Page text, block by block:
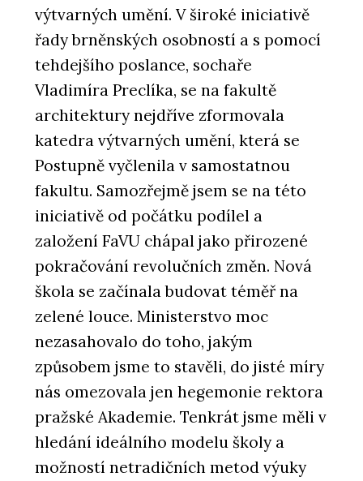
výtvarných umění. V široké iniciativě
řady brněnských osobností a s pomocí
tehdejšího poslance, sochaře
Vladimíra Preclíka, se na fakultě
architektury nejdříve zformovala
katedra výtvarných umění, která se
Postupně vyčlenila v samostatnou
fakultu. Samozřejmě jsem se na této
iniciativě od počátku podílel a
založení FaVU chápal jako přirozené
pokračování revolučních změn. Nová
škola se začínala budovat téměř na
zelené louce. Ministerstvo moc
nezasahovalo do toho, jakým
způsobem jsme to stavěli, do jisté míry
nás omezovala jen hegemonie rektora
pražské Akademie. Tenkrát jsme měli v
hledání ideálního modelu školy a
možností netradičních metod výuky